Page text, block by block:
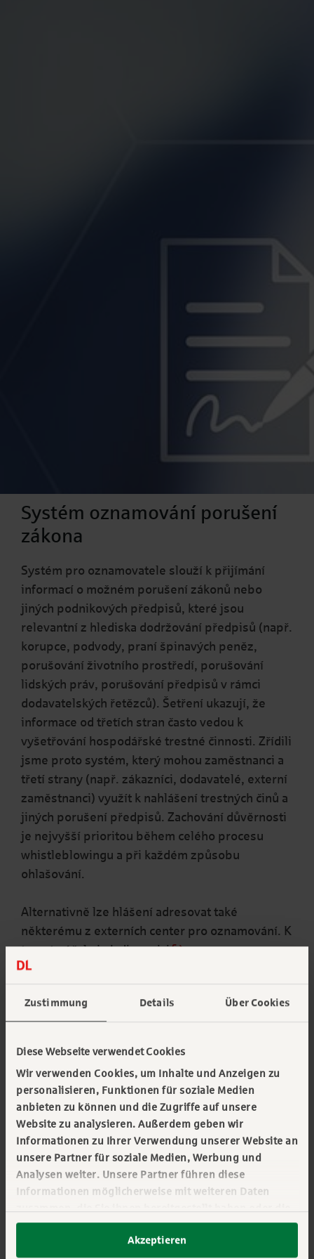
Zustimmung Details Über Cookies
Diese Webseite verwendet Cookies
Wir verwenden Cookies, um Inhalte und Anzeigen zu
personalisieren, Funktionen für soziale Medien
anbieten zu können und die Zugriffe auf unsere
Website zu analysieren. Außerdem geben wir
Informationen zu Ihrer Verwendung unserer Website an
unsere Partner für soziale Medien, Werbung und
Analysen weiter. Unsere Partner führen diese
Informationen möglicherweise mit weiteren Daten
zusammen, die Sie ihnen bereitgestellt haben oder die
sie im Rahmen Ihrer Nutzung der Dienste gesammelt
haben. Sie geben Einwilligung zu unseren Cookies,
Akzeptieren
Systém oznamování porušení
zákona
Systém pro oznamovatele slouží k přijímání
informací o možném porušení zákonů nebo
jiných podnikových předpisů, které jsou
relevantní z hlediska dodržování předpisů (např.
korupce, podvody, praní špinavých peněz,
porušování životního prostředí, porušování
lidských práv, porušování předpisů v rámci
dodavatelských řetězců). Šetření ukazují, že
informace od třetích stran často vedou k
vyšetřování hospodářské trestné činnosti. Zřídili
jsme proto systém, který mohou zaměstnanci a
třetí strany (např. zákazníci, dodavatelé, externí
zaměstnanci) využít k nahlášení trestných činů a
jiných porušení předpisů. Zachování důvěrnosti
je nejvyšší prioritou během celého procesu
whistleblowingu a při každém způsobu
ohlašování.
Alternativně lze hlášení adresovat také
některému z externích center pro oznamování. K
tomuto účelu je k dispozici
whistleblowingové centrum Spolkového úřadu
pro finanční dohleda
whistleblowingové
centrum Spolkového úřadu pro spravedlnost.
Oznamovatelé se v zásadě mohou svobodně
Elektronický systém
oznamování porušení zákona
Pokud nás chcete informovat prostřednictvím
můžete tak učinit anonymně nebo jménem. V
každém případě budeme s vašimi